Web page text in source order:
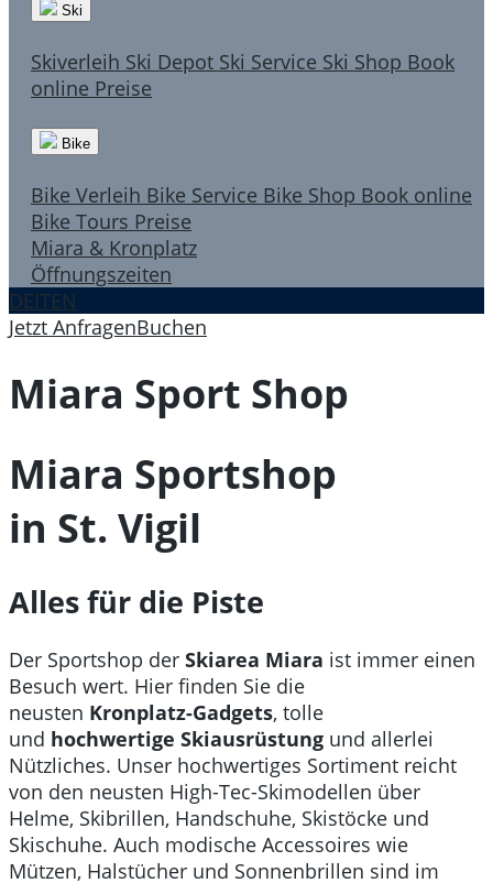
Ski
Skiverleih Ski Depot Ski Service Ski Shop Book
online Preise
Bike
Bike Verleih Bike Service Bike Shop Book online
Bike Tours Preise
Miara & Kronplatz
Öffnungszeiten
DEITEN
Jetzt AnfragenBuchen
Miara Sport Shop
Miara Sportshop
in St. Vigil
Alles für die Piste
Der Sportshop der Skiarea Miara ist immer einen
Besuch wert. Hier finden Sie die
neusten Kronplatz-Gadgets, tolle
und hochwertige Skiausrüstung und allerlei
Nützliches. Unser hochwertiges Sortiment reicht
von den neusten High-Tec-Skimodellen über
Helme, Skibrillen, Handschuhe, Skistöcke und
Skischuhe. Auch modische Accessoires wie
Mützen, Halstücher und Sonnenbrillen sind im